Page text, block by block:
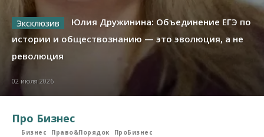
Юлия Дружинина: Объединение ЕГЭ по
истории и обществознанию — это эволюция, а не
революция
02 июля 2026
Про Бизнес
Бизнес Право&Порядок ПроБизнес